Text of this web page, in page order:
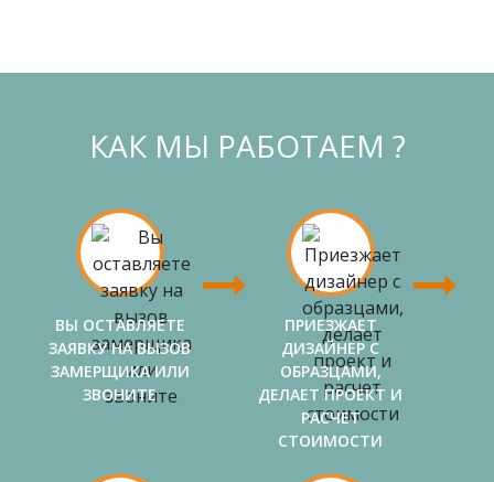
КАК МЫ РАБОТАЕМ ?
ВЫ ОСТАВЛЯЕТЕ
ЗАЯВКУ НА ВЫЗОВ
ЗАМЕРЩИКА ИЛИ
ЗВОНИТЕ
ПРИЕЗЖАЕТ
ДИЗАЙНЕР С
ОБРАЗЦАМИ,
ДЕЛАЕТ ПРОЕКТ И
РАСЧЕТ
СТОИМОСТИ